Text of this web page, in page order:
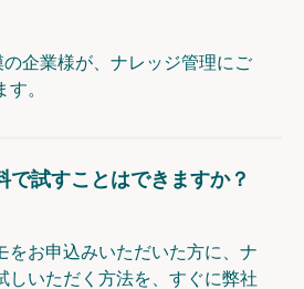
企業様が、ナレッジ管理にご
。
で試すことはできますか？
をお申込みいただいた方に、ナ
しいただく方法を、すぐに弊社